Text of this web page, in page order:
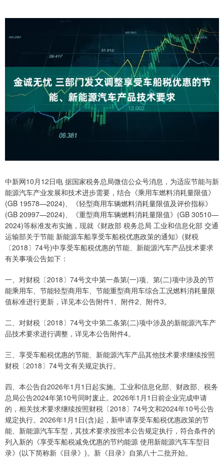
中新网10月12日电 据国家税务总局微信公众号消息，为适应节能与新
能源汽车产业发展和技术进步需要，结合《乘用车燃料消耗量限值》
(GB 19578—2024)、《轻型商用车辆燃料消耗量限值及评价指标》
(GB 20997—2024)、《重型商用车辆燃料消耗量限值》(GB 30510—
2024)等标准发布实施，现就《财政部 税务总局 工业和信息化部 交通
运输部关于节能 新能源车船享受车船税优惠政策的通知》(财税
〔2018〕74号)中享受车船税优惠的节能、新能源汽车产品技术要求
有关事项公告如下：
一、对财税〔2018〕74号文中第一条第(一)项、第(二)项中涉及的节
能乘用车、节能轻型商用车、节能重型商用车综合工况燃料消耗量限
值标准进行更新，详见本公告附件1、附件2、附件3。
二、对财税〔2018〕74号文中第二条第(二)项中涉及的新能源汽车产
品技术要求进行调整，详见本公告附件4。
三、享受车船税优惠的节能、新能源汽车产品其他技术要求继续按照
财税〔2018〕74号文有关规定执行。
四、本公告自2026年1月1日起实施。工业和信息化部、财政部、税务
总局公告2024年第10号同时废止。2026年1月1日前企业完成申请
的，相关技术要求继续按照财税〔2018〕74号文和2024年10号公告
规定执行。2026年1月1日(含)起，新申请享受车船税优惠政策的节
能、新能源汽车车型，其技术要求按照本公告规定执行，符合条件的
列入新的《享受车船税减免优惠的节约能源 使用新能源汽车车型目
录》(以下简称新《目录》)。新《目录》自第八十二批开始。